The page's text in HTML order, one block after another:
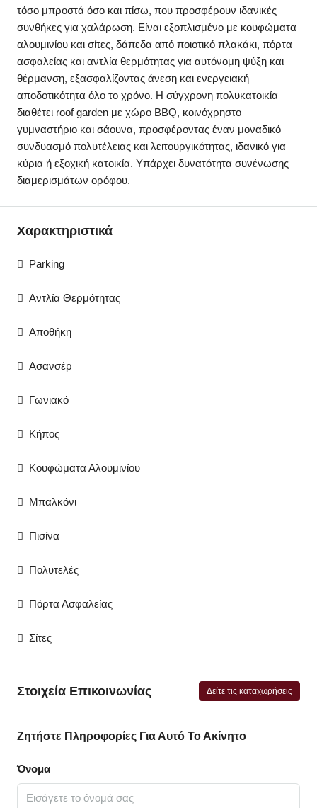
τόσο μπροστά όσο και πίσω, που προσφέρουν ιδανικές
συνθήκες για χαλάρωση. Είναι εξοπλισμένο με κουφώματα
αλουμινίου και σίτες, δάπεδα από ποιοτικό πλακάκι, πόρτα
ασφαλείας και αντλία θερμότητας για αυτόνομη ψύξη και
θέρμανση, εξασφαλίζοντας άνεση και ενεργειακή
αποδοτικότητα όλο το χρόνο. Η σύγχρονη πολυκατοικία
διαθέτει roof garden με χώρο BBQ, κοινόχρηστο
γυμναστήριο και σάουνα, προσφέροντας έναν μοναδικό
συνδυασμό πολυτέλειας και λειτουργικότητας, ιδανικό για
κύρια ή εξοχική κατοικία. Υπάρχει δυνατότητα συνένωσης
διαμερισμάτων ορόφου.
Χαρακτηριστικά
Parking
Αντλία Θερμότητας
Αποθήκη
Ασανσέρ
Γωνιακό
Κήπος
Κουφώματα Αλουμινίου
Μπαλκόνι
Πισίνα
Πολυτελές
Πόρτα Ασφαλείας
Σίτες
Στοιχεία Επικοινωνίας Δείτε τις καταχωρήσεις
Ζητήστε Πληροφορίες Για Αυτό Το Ακίνητο
Όνομα